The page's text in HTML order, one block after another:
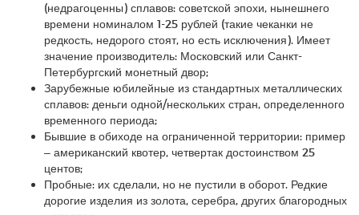
(недрагоценны) сплавов: советской эпохи, нынешнего
времени номиналом 1-25 рублей (такие чеканки не
редкость, недорого стоят, но есть исключения). Имеет
значение производитель: Московский или Санкт-
Петербургский монетный двор;
Зарубежные юбилейные из стандартных металлических
сплавов: деньги одной/нескольких стран, определенного
временного периода;
Бывшие в обиходе на ограниченной территории: пример
– американский квотер, четвертак достоинством 25
центов;
Пробные: их сделали, но не пустили в оборот. Редкие
дорогие изделия из золота, серебра, других благородных